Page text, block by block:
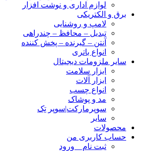
لوازم اداری و نوشت افزار
برق و الکتریکی
لامپ و روشنایی
تبدیل – محافظ – چندراهی
آنتن – گیرنده – پخش کننده
انواع باتری
سایر ملزومات دیجیتال
ابزار سلامت
ابزار آلات
انواع چسب
مد و پوشاک
سوپرمارکت|سوپر تِک
سایر
محصولات
حساب کاربری من
ثبت نام _ ورود